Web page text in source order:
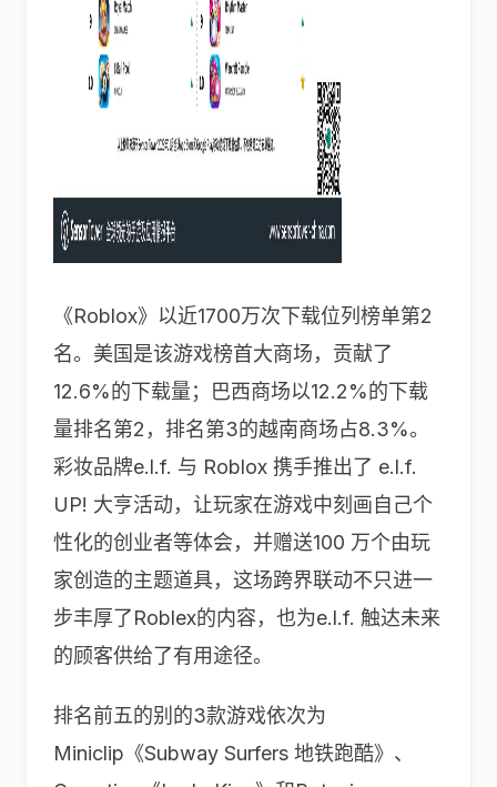
《Roblox》以近1700万次下载位列榜单第2
名。美国是该游戏榜首大商场，贡献了
12.6%的下载量；巴西商场以12.2%的下载
量排名第2，排名第3的越南商场占8.3%。
彩妆品牌e.l.f. 与 Roblox 携手推出了 e.l.f.
UP! 大亨活动，让玩家在游戏中刻画自己个
性化的创业者等体会，并赠送100 万个由玩
家创造的主题道具，这场跨界联动不只进一
步丰厚了Roblex的内容，也为e.l.f. 触达未来
的顾客供给了有用途径。
排名前五的别的3款游戏依次为
Miniclip《Subway Surfers 地铁跑酷》、